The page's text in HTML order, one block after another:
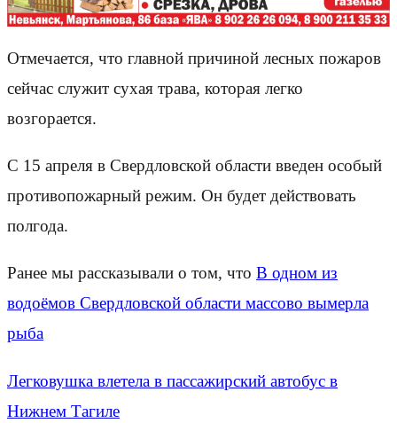
Отмечается, что главной причиной лесных пожаров
сейчас служит сухая трава, которая легко
возгорается.
С 15 апреля в Свердловской области введен особый
противопожарный режим. Он будет действовать
полгода.
Ранее мы рассказывали о том, что В одном из
водоёмов Свердловской области массово вымерла
рыба
Легковушка влетела в пассажирский автобус в
Нижнем Тагиле